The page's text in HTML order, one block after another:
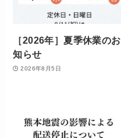
［2026年］夏季休業のお
知らせ
2026年8月5日